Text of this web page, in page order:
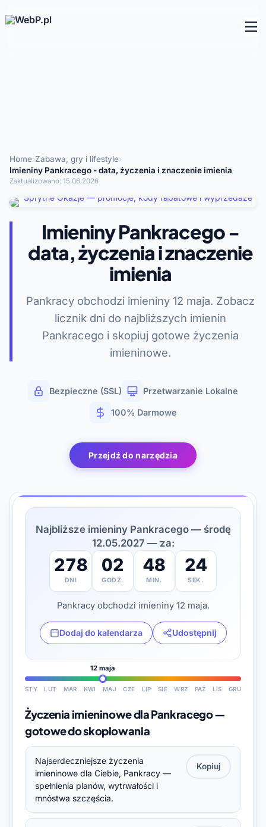
Home›Zabawa, gry i lifestyle›
Imieniny Pankracego - data, życzenia i znaczenie imienia·
Zaktualizowano: 15.06.2026
Imieniny Pankracego -
data, życzenia i znaczenie
imienia
Pankracy obchodzi imieniny 12 maja. Zobacz
licznik dni do najbliższych imienin
Pankracego i skopiuj gotowe życzenia
imieninowe.
Bezpieczne (SSL) Przetwarzanie Lokalne
100% Darmowe
Przejdź do narzędzia
Najbliższe imieniny Pankracego — środę
12.05.2027 — za:
278
DNI
02
GODZ.
48
MIN.
23
SEK.
Pankracy obchodzi imieniny 12 maja.
Dodaj do kalendarza Udostępnij
12 maja
STY LUT MAR KWI MAJ CZE LIP SIE WRZ PAŹ LIS GRU
Życzenia imieninowe dla Pankracego —
gotowe do skopiowania
Najserdeczniejsze życzenia
imieninowe dla Ciebie, Pankracy —
spełnienia planów, wytrwałości i
mnóstwa szczęścia.
Kopiuj